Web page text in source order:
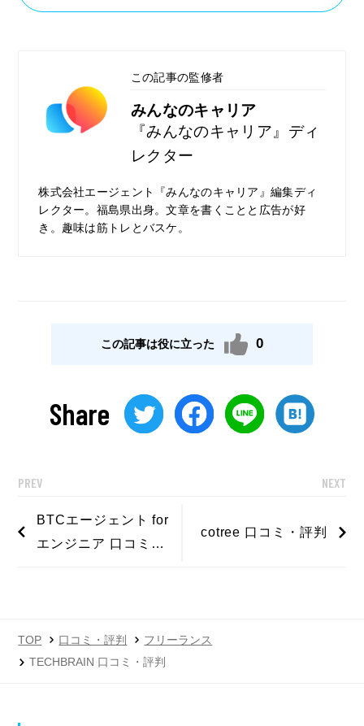
この記事の監修者
みんなのキャリア
『みんなのキャリア』ディ
レクター
株式会社エージェント『みんなのキャリア』編集ディ
レクター。福島県出身。文章を書くことと広告が好
き。趣味は筋トレとバスケ。
この記事は役に立った 0
Share
PREV
BTCエージェント for
エンジニア 口コミ・
NEXT
cotree 口コミ・評判
TOP 口コミ・評判
フリーランス
TECHBRAIN 口コミ・評判